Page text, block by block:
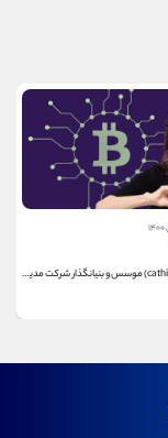
کتی وود (cathie wood) موسس و بنیانگذار شرکت مدیریت...